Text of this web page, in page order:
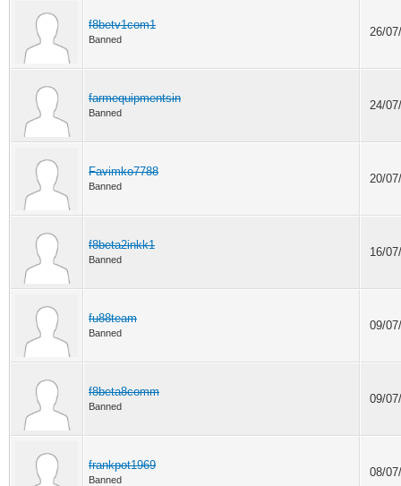
f8betv1com1
Banned
26/
farmequipmentsin
Banned
24/
Favimko7788
Banned
20/
f8beta2inkk1
Banned
16/
fu88team
Banned
09/
f8beta8comm
Banned
09/
frankpot1969
Banned
08/